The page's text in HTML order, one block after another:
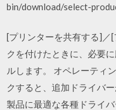
bin/download/select-
[プリンターを共有する]／
クを付けたときに、必要
ルします。 オペレーティ
クすると、追加ドライバ
製品に最適な各種ドライ